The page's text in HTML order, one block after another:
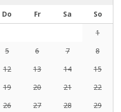
Do Fr Sa
So
1
5 6 7
8
12 13 14
15
19 20 21
22
26 27 28
29